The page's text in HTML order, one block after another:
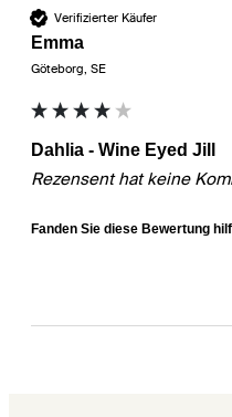
Verifizierter Käufer
Emma
Göteborg, SE
Dahlia - Wine Eyed Jill
Rezensent hat keine
Fanden Sie diese Bewertung